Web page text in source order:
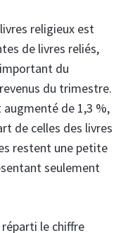
religieux est
de livres reliés,
du
du trimestre.
augmenté de 1,3 %,
de celles des livres
restent une petite
seulement
le chiffre